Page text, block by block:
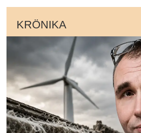
KRÖNIKA